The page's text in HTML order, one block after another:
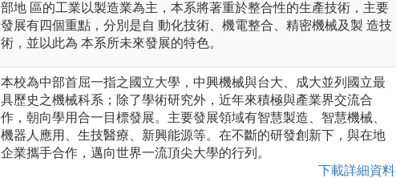
部地 區的工業以製造業為主，本系將著重於整合性的生產技術，主要
發展有四個重點，分別是自 動化技術、機電整合、精密機械及製 造技
術，並以此為 本系所未來發展的特色。
本校為中部首屈一指之國立大學，中興機械與台大、成大並列國立最
具歷史之機械科系；除了學術研究外，近年來積極與產業界交流合
作，朝向學用合一目標發展。主要發展領域有智慧製造、智慧機械、
機器人應用、生技醫療、新興能源等。在不斷的研發創新下，與在地
企業攜手合作，邁向世界一流頂尖大學的行列。
下載詳細資料